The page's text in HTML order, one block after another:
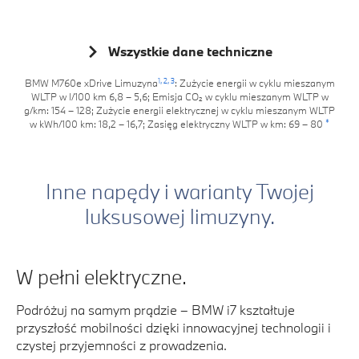
6
7
8
7
8
9
8
9
Wszystkie dane techniczne
BMW M760e xDrive Limuzyna1,2,3: Zużycie energii w cyklu mieszanym
WLTP w l/100 km 6,8 – 5,6; Emisja CO₂ w cyklu mieszanym WLTP w
g/km: 154 – 128; Zużycie energii elektrycznej w cyklu mieszanym WLTP
w kWh/100 km: 18,2 – 16,7; Zasięg elektryczny WLTP w km: 69 – 80 *
Inne napędy i warianty Twojej
luksusowej limuzyny.
W pełni elektryczne.
Podróżuj na samym prądzie – BMW i7 kształtuje
przyszłość mobilności dzięki innowacyjnej technologii i
czystej przyjemności z prowadzenia.